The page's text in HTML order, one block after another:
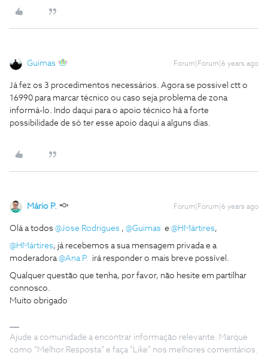
Guimas Forum|Forum|6 years ago
Já fez os 3 procedimentos necessários. Agora se possivel ctt o
16990 para marcar técnico ou caso seja problema de zona
informá-lo. Indo daqui para o apoio técnico há a forte
possibilidade de só ter esse apoio daqui a alguns dias.
Mário P. Forum|Forum|6 years ago
Olá a todos @Jose Rodrigues , @Guimas e @HMártires,
@HMártires, já recebemos a sua mensagem privada e a
moderadora@Ana P. irá responder o mais breve possível.
Qualquer questão que tenha, por favor, não hesite em partilhar
connosco.
Muito obrigado
Ajude a comunidade a encontrar informação relevante. Marque
como "Melhor Resposta" e faça "Like" nos melhores comentários.